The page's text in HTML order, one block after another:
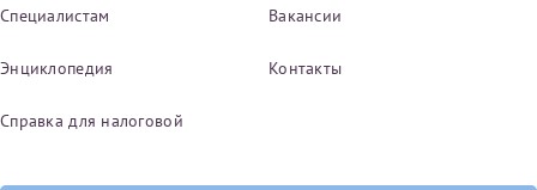
печени, такие как рифампицин, рифабутин,
(например карбамазепин, фенитоин или
примидон, модафинил, некоторые ингибиторы
Специалистам Вакансии
Энциклопедия Контакты
Справка для налоговой